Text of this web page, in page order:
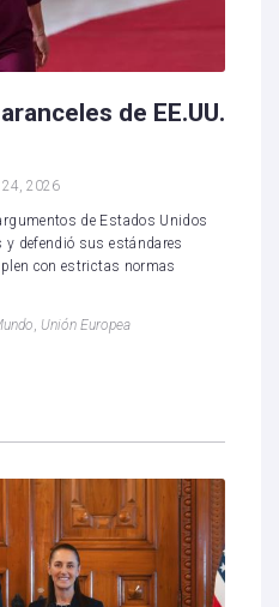
de EE.UU.
24, 2026
de Estados Unidos
y defendió sus estándares
con estrictas normas
, Unión Europea